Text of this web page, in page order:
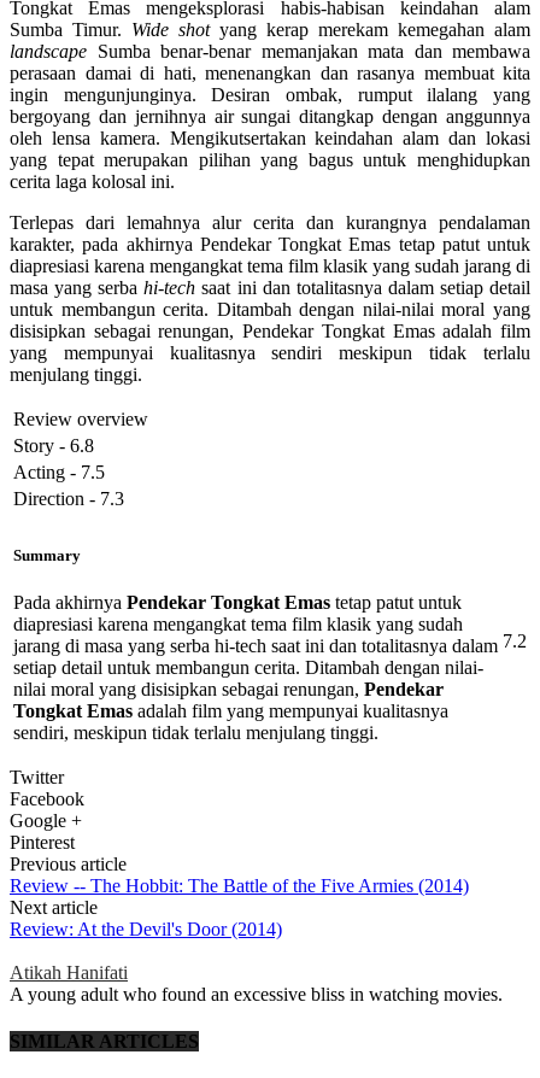
Tongkat Emas mengeksplorasi habis-habisan keindahan alam
Sumba Timur. Wide shotyang kerap merekam kemegahan alam
landscape Sumba benar-benar memanjakan mata dan membawa
perasaan damai di hati, menenangkan dan rasanya membuat kita
ingin mengunjunginya. Desiran ombak, rumput ilalang yang
bergoyang dan jernihnya air sungai ditangkap dengan anggunnya
oleh lensa kamera. Mengikutsertakan keindahan alam dan lokasi
yang tepat merupakan pilihan yang bagus untuk menghidupkan
cerita laga kolosal ini.
Terlepas dari lemahnya alur cerita dan kurangnya pendalaman
karakter, pada akhirnya Pendekar Tongkat Emas tetap patut untuk
diapresiasi karena mengangkat tema film klasik yang sudah jarang di
masa yang serbahi-tech saat ini dan totalitasnya dalam setiap detail
untuk membangun cerita. Ditambah dengan nilai-nilai moral yang
disisipkan sebagai renungan, Pendekar Tongkat Emas adalah film
yang mempunyai kualitasnya sendiri meskipun tidak terlalu
menjulang tinggi.
Review overview
Story - 6.8
Acting - 7.5
Direction - 7.3
Summary
Pada akhirnya Pendekar Tongkat Emas tetap patut untuk
diapresiasi karena mengangkat tema film klasik yang sudah
jarang di masa yang serba hi-tech saat ini dan totalitasnya dalam
setiap detail untuk membangun cerita. Ditambah dengan nilai-
nilai moral yang disisipkan sebagai renungan, Pendekar
Tongkat Emas adalah film yang mempunyai kualitasnya
sendiri, meskipun tidak terlalu menjulang tinggi.
7.2
Twitter
Facebook
Google +
Pinterest
Previous article
Review -- The Hobbit: The Battle of the Five Armies (2014)
Next article
Review: At the Devil's Door (2014)
Atikah Hanifati
A young adult who found an excessive bliss in watching movies.
SIMILAR ARTICLES